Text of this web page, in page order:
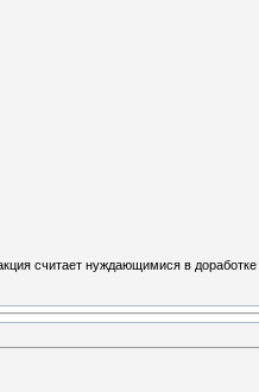
считает нуждающимися в доработке